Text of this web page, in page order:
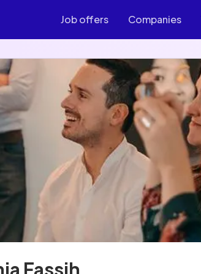
Job offers Companies
Fassih